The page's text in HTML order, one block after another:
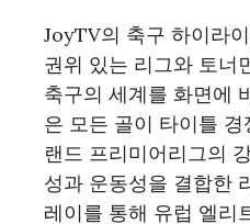
JoyTV의 축구 하이라
권위 있는 리그와 토너
축구의 세계를 화면에
은 모든 골이 타이틀
랜드 프리미어리그의
성과 운동성을 결합한
레이를 통해 유럽 엘리